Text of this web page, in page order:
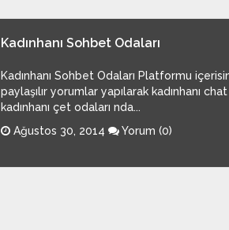
Kadınhanı Sohbet Odaları
Kadınhanı Sohbet Odaları Platformu
paylaşılır yorumlar yapılarak kadınhanı
kadınhanı çet odaları nda...
Ağustos 30, 2014
Yorum (0)